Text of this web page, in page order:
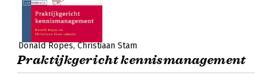
Donald Ropes Christiaan Stam
Praktijkgericht kennismanagement